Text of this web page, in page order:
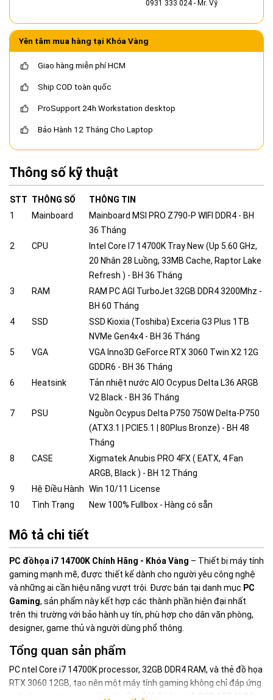
0931 333 024- Mr. Vỹ
Yên tâm mua hàng tại Khóa Vàng
Giao hàng miễn phí HCM
Ship COD toàn quốc
ProSupport 24h Workstation desktop
Bảo Hành 12 Tháng Cho Laptop
Thông số kỹ thuật
STT THÔNG SỐ
THÔNG TIN
1
Mainboard
Mainboard MSI PRO Z790-P WIFI DDR4 - BH
36 Tháng
2
CPU
Intel Core I7 14700K Tray New (Up 5.60 GHz,
20 Nhân 28 Luồng, 33MB Cache, Raptor Lake
Refresh ) - BH 36 Tháng
3
RAM
RAM PC AGI TurboJet 32GB DDR4 3200Mhz -
BH 60 Tháng
4
SSD
SSD Kioxia (Toshiba) Exceria G3 Plus 1TB
NVMe Gen4x4 - BH 36 Tháng
5
VGA
VGA Inno3D GeForce RTX 3060 Twin X2 12G
GDDR6 - BH 36 Tháng
6
Heatsink
Tản nhiệt nước AIO Ocypus Delta L36 ARGB
V2 Black - BH 36 Tháng
7
PSU
Nguồn Ocypus Delta P750 750W Delta-P750
(ATX3.1 | PCIE5.1 | 80Plus Bronze) - BH 48
Tháng
8
CASE
Xigmatek Anubis PRO 4FX ( EATX, 4 Fan
ARGB, Black ) - BH 12 Tháng
9
Hệ Điều Hành Win 10/11 License
10
Tình Trạng New 100% Fullbox - Hàng có sẵn
Mô tả chi tiết
PC đồhọa i7 14700K Chính Hãng - Khóa Vàng – Thiết bị máy tính
gaming mạnh mẽ, được thiết kế dành cho người yêu công nghệ
và những ai cần hiệu năng vượt trội. Được bán tại danh mục PC
Gaming, sản phẩm này kết hợp các thành phần hiện đại nhất
trên thị trường với bảo hành uy tín, phù hợp cho dân văn phòng,
designer, game thủ và người dùng phổ thông.
Tổng quan sản phẩm
PC ntel Core i7 14700K processor, 32GB DDR4 RAM, và thẻ đồ họa
RTX 3060 12GB, tạo nên một máy tính gaming không chỉ đáp ứng
mà còn vượt qua mọi tiêu chuẩn xử lý. Bộ lưu trữ SSD 1TB NVMe